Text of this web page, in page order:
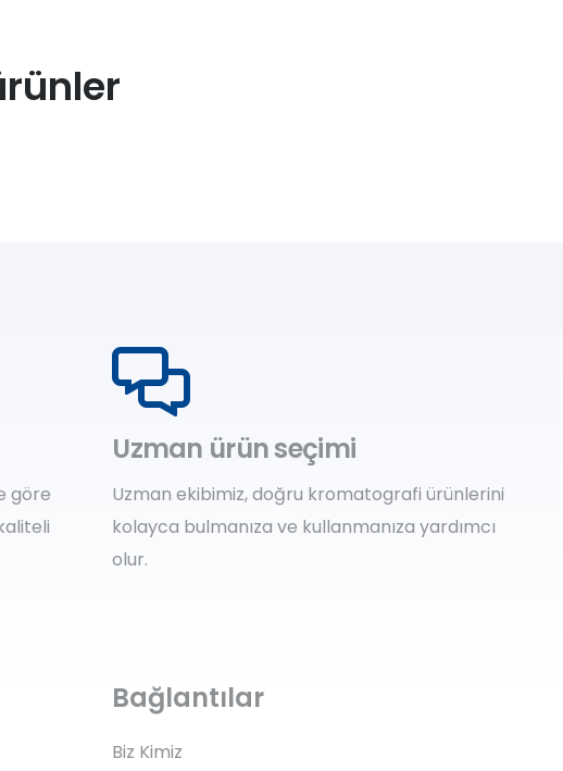
göre
Uzman ürün seçimi
Uzman ekibimiz, doğru kromatografi ürünlerini
kolayca bulmanıza ve kullanmanıza yardımcı
olur.
Bağlantılar
Biz Kimiz